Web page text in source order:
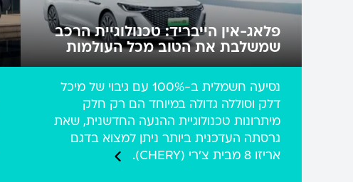
פלאג-אין הייבריד: טכנולוגיית הרכב
שמשלבת את הטוב מכל העולמות
נסיעה חשמלית ב-100% עם גיבוי של מיכל
דלק וסוללה גדולה במיוחד הם רק חלק
מיתרונות טכנולוגיית ההנעה החדשנית, שאת
גרסתה העדכנית ביותר ניתן למצוא בדגם
אריזו 8 מבית צ'רי (CHERY).